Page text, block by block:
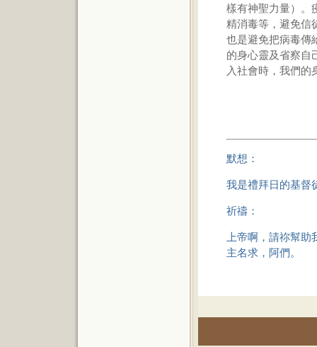
樣有神聖力量）。
精消毒等，避免信
也是避免把病毒傳
的身心靈及省察自
入社會時，我們的
默想：
我是禮拜日的基督
祈禱：
上帝啊，請祢幫
主名求，阿們。